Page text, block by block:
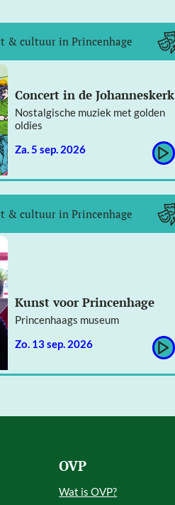
& cultuur in Princenhage
Concert in de Johanneskerk
Nostalgische muziek met golden
oldies
za. 5 sep. 2026
& cultuur in Princenhage
Kunst voor Princenhage
Princenhaags museum
zo. 13 sep. 2026
OVP
Wat is OVP?